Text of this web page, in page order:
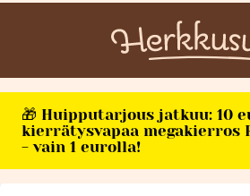
🎁 Huipputarjous jatkuu: 10
kierrätysvapaa megakierros
- vain 1 eurolla!